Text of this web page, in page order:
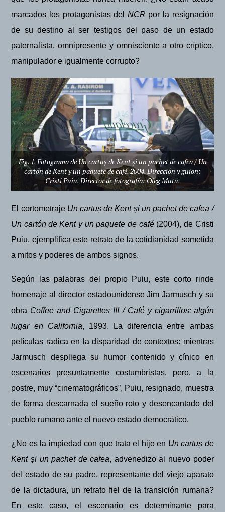
marcados los protagonistas del NCR por la resignación
de su destino al ser testigos del paso de un estado
paternalista, omnipresente y omnisciente a otro críptico,
manipulador e igualmente corrupto?
Fig. 1. Fotograma de Un cartuș de Kent și un pachet de cafea / Un
cartón de Kent y un paquete de café. 2004. Dirección y guion:
Cristi Puiu. Director de fotografía: Oleg Mutu.
El cortometraje Un cartuș de Kent și un pachet de cafea /
Un cartón de Kent y un paquete de café (2004), de Cristi
Puiu, ejemplifica este retrato de la cotidianidad sometida
a mitos y poderes de ambos signos.
Según las palabras del propio Puiu, este corto rinde
homenaje al director estadounidense Jim Jarmusch y su
obra Coffee and Cigarettes III / Café y cigarrillos: algún
lugar en California, 1993. La diferencia entre ambas
películas radica en la disparidad de contextos: mientras
Jarmusch despliega su humor contenido y cínico en
escenarios presuntamente costumbristas, pero, a la
postre, muy “cinematográficos”, Puiu, resignado, muestra
de forma descarnada el sueño roto y desencantado del
pueblo rumano ante el nuevo estado democrático.
¿No es la impiedad con que trata el hijo en Un cartuș de
Kent și un pachet de cafea, advenedizo al nuevo poder
del estado de su padre, representante del viejo aparato
de la dictadura, un retrato fiel de la transición rumana?
En este caso, el escenario es determinante para